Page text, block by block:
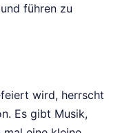
führen zu
wird, herrscht
Es gibt Musik,